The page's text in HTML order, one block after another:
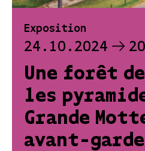
Exposition
24.10.2024
Une forêt
les
Grande
avant-garde